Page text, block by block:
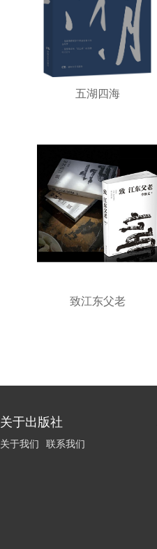
五湖四海
致江东父老
关于出版社
关于我们 联系我们